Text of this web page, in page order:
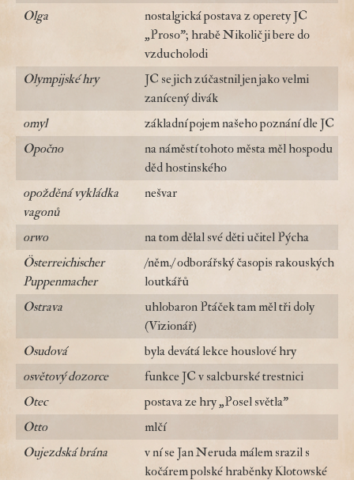
Olga
nostalgická postava z operety JC
„Proso"; hrabě Nikolič ji bere do
vzducholodi
Olympijské hry
JC se jich zúčastnil jen jako velmi
zanícený divák
omyl
základní pojem našeho poznání dle JC
Opočno
na náměstí tohoto města měl hospodu
děd hostinského
opožděná vykládka
vagonů
nešvar
orwo
na tom dělal své děti učitel Pýcha
Österreichischer
Puppenmacher
/něm./ odborářský časopis rakouských
loutkářů
Ostrava
uhlobaron Ptáček tam měl tři doly
(Vizionář)
Osudová
byla devátá lekce houslové hry
osvětový dozorce
funkce JC v salcburské trestnici
Otec
postava ze hry „Posel světla"
Otto
mlčí
Oujezdská brána
v ní se Jan Neruda málem srazil s
kočárem polské hraběnky Klotowské